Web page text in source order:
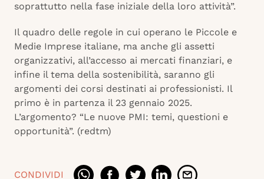
soprattutto nella fase iniziale della loro attività”.
Il quadro delle regole in cui operano le Piccole e
Medie Imprese italiane, ma anche gli assetti
organizzativi, all’accesso ai mercati finanziari, e
infine il tema della sostenibilità, saranno gli
argomenti dei corsi destinati ai professionisti. Il
primo è in partenza il 23 gennaio 2025.
L’argomento? “Le nuove PMI: temi, questioni e
opportunità”. (redtm)
CONDIVIDI